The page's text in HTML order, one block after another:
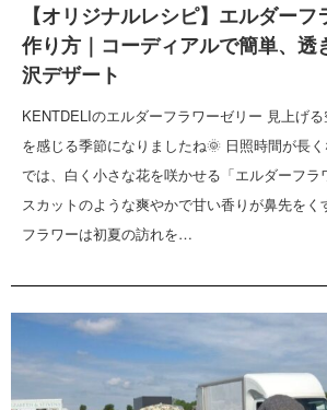
【オリジナルレシピ】エルダー
作り方｜コーディアルで簡単、透
沢デザート
KENTDELIのエルダーフラワーゼリー 見上げ
を感じる季節になりましたね🌞 日照時間が長
では、白く小さな花を咲かせる「エルダーフラ
スカットのような爽やかで甘い香りが鼻先を
フラワーは初夏の訪れを…